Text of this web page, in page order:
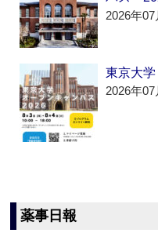
2026年
東京大
2026年
薬事日報